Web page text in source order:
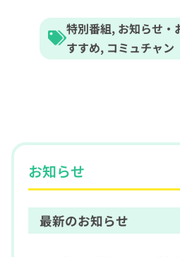
特別番組, お知らせ・
すすめ, コミュチャン
お知らせ
最新のお知らせ